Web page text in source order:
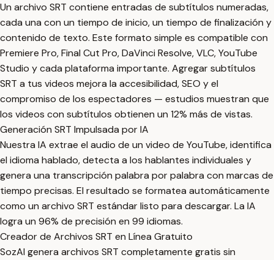
Un archivo SRT contiene entradas de subtítulos numeradas,
cada una con un tiempo de inicio, un tiempo de finalización y
contenido de texto. Este formato simple es compatible con
Premiere Pro, Final Cut Pro, DaVinci Resolve, VLC, YouTube
Studio y cada plataforma importante. Agregar subtítulos
SRT a tus videos mejora la accesibilidad, SEO y el
compromiso de los espectadores — estudios muestran que
los videos con subtítulos obtienen un 12% más de vistas.
Generación SRT Impulsada por IA
Nuestra IA extrae el audio de un video de YouTube, identifica
el idioma hablado, detecta a los hablantes individuales y
genera una transcripción palabra por palabra con marcas de
tiempo precisas. El resultado se formatea automáticamente
como un archivo SRT estándar listo para descargar. La IA
logra un 96% de precisión en 99 idiomas.
Creador de Archivos SRT en Línea Gratuito
SozAI genera archivos SRT completamente gratis sin